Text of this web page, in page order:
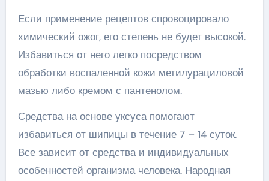
Если применение рецептов спровоцировало
химический ожог, его степень не будет высокой.
Избавиться от него легко посредством
обработки воспаленной кожи метилурациловой
мазью либо кремом с пантенолом.
Средства на основе уксуса помогают
избавиться от шипицы в течение 7 – 14 суток.
Все зависит от средства и индивидуальных
особенностей организма человека. Народная